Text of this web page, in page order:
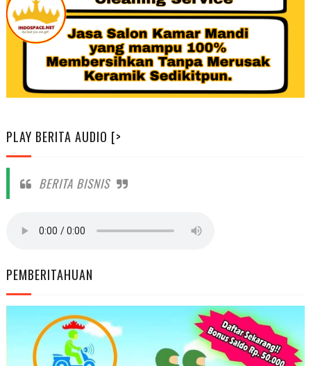
PLAY BERITA AUDIO [>
BERITA BISNIS
PEMBERITAHUAN